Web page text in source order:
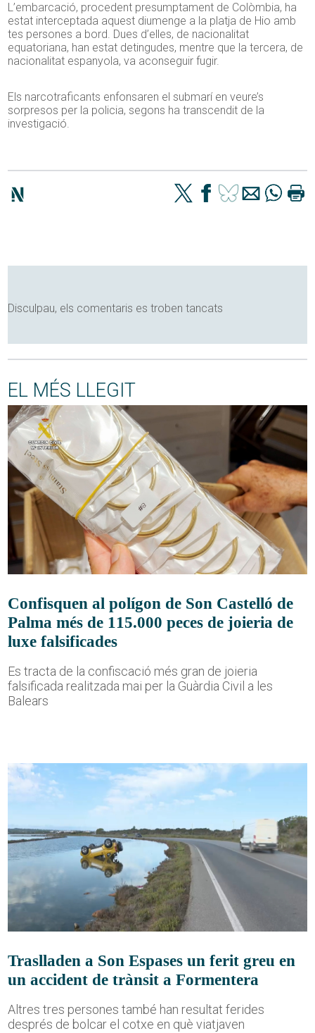
L’embarcació, procedent presumptament de Colòmbia, ha
estat interceptada aquest diumenge a la platja de Hio amb
tes persones a bord. Dues d’elles, de nacionalitat
equatoriana, han estat detingudes, mentre que la tercera, de
nacionalitat espanyola, va aconseguir fugir.
Els narcotraficants enfonsaren el submarí en veure’s
sorpresos per la policia, segons ha transcendit de la
investigació.
Disculpau, els comentaris es troben tancats
EL MÉS LLEGIT
Confisquen al polígon de Son Castelló de
Palma més de 115.000 peces de joieria de
luxe falsificades
Es tracta de la confiscació més gran de joieria
falsificada realitzada mai per la Guàrdia Civil a les
Balears
Traslladen a Son Espases un ferit greu en
un accident de trànsit a Formentera
Altres tres persones també han resultat ferides
després de bolcar el cotxe en què viatjaven